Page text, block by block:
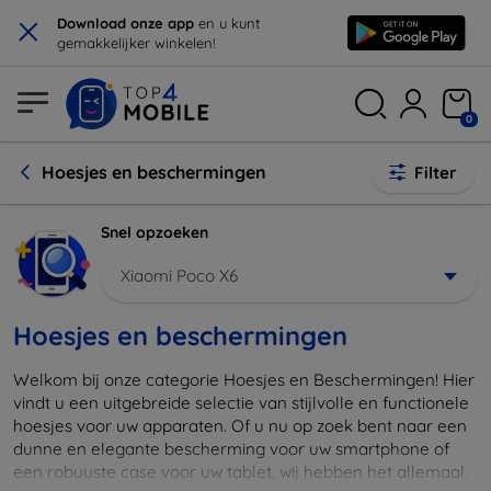
× Download onze app en u kunt
gemakkelijker winkelen!
0
Hoesjes en beschermingen Filter
Snel opzoeken
Xiaomi Poco X6
Hoesjes en beschermingen
Welkom bij onze categorie Hoesjes en Beschermingen! Hier
vindt u een uitgebreide selectie van stijlvolle en functionele
hoesjes voor uw apparaten. Of u nu op zoek bent naar een
dunne en elegante bescherming voor uw smartphone of
een robuuste case voor uw tablet, wij hebben het allemaal.